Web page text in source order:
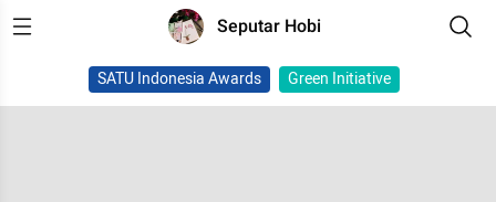
Seputar Hobi
SATU Indonesia Awards Green Initiative